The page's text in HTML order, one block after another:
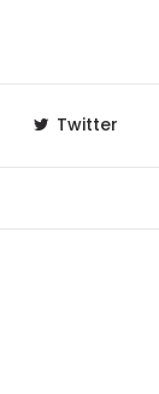
Twitter